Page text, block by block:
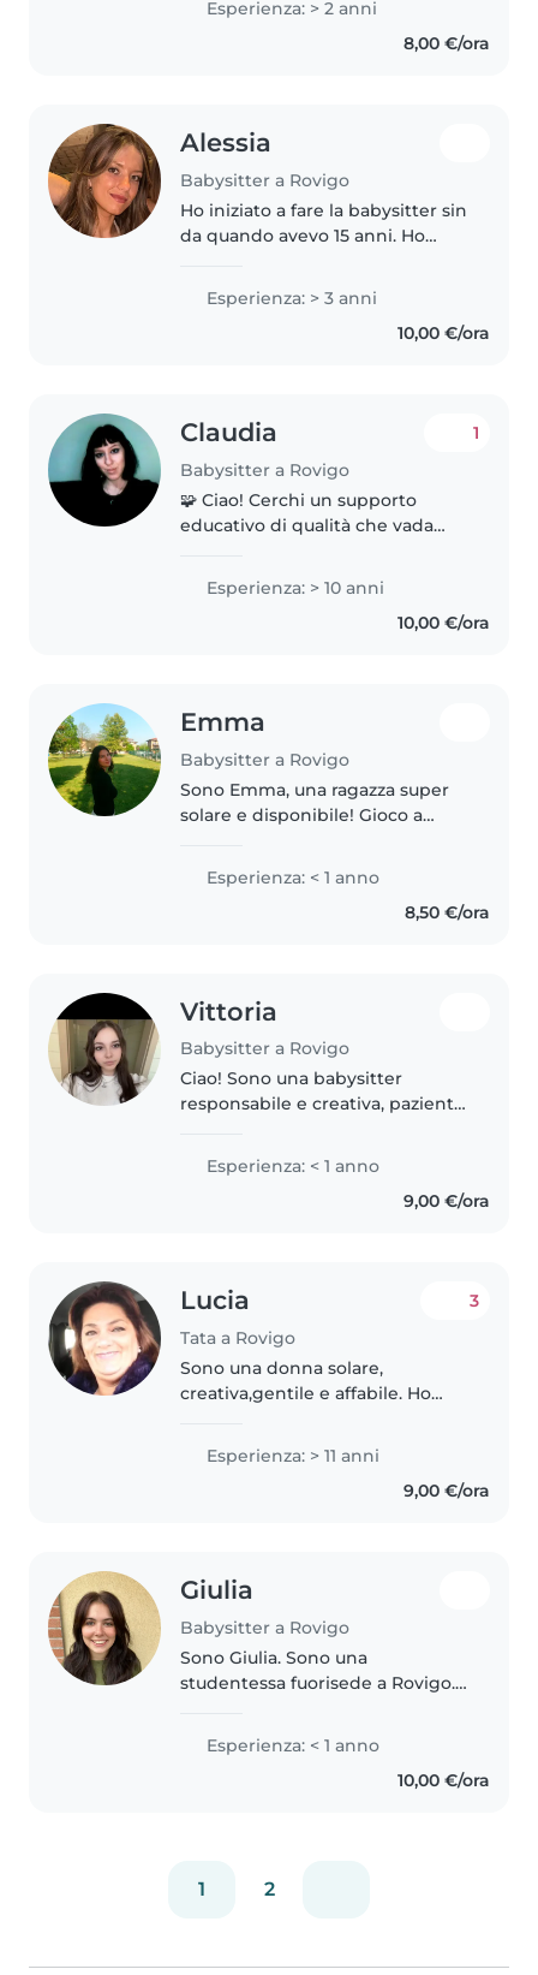
presso l'università di Verona. Ho
lavorato come animatrici in
Esperienza: > 2 anni
8,00 €/ora
Alessia
Babysitter a Rovigo
Ho iniziato a fare la babysitter sin
da quando avevo 15 anni. Ho
al grest del paese e ai figli dei
miei vicini. Al momento sono
Esperienza: > 3 anni
10,00 €/ora
Claudia
Babysitter a Rovigo
1
🧩 Ciao! Cerchi un supporto
educativo di qualità che vada
Babysitting? 🎓 Dott.ssa in
Lingue e Letterature Moderne,
Esperienza: > 10 anni
10,00 €/ora
Emma
Babysitter a Rovigo
Sono Emma, una ragazza super
solare e disponibile! Gioco a
sono a casa con i miei genitori!
Esperienza: < 1 anno
8,50 €/ora
Vittoria
Babysitter a Rovigo
Ciao! Sono una babysitter
responsabile e creativa, paziente
all'istituto socio sanitario (e ho
molto a che fare con i bambini
lavoretti ecc.) e ho una grande..
Esperienza: < 1 anno
9,00 €/ora
Lucia
Tata a Rovigo
3
Sono una donna solare,
creativa,gentile e affabile. Ho
mi è rimasta nel cuore è una
bimba che mi è stata data a due
mesi sino ai suoi 9 anni: da
Esperienza: > 11 anni
9,00 €/ora
Giulia
Babysitter a Rovigo
Sono Giulia. Sono una
studentessa fuorisede a Rovigo.
Scienze dell'educazione e adesso
sto proseguendo i miei studi con
Esperienza: < 1 anno
10,00 €/ora
1 2